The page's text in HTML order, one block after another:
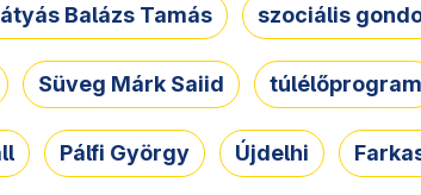
Balázs Tamás szociális
Süveg Márk Saiid túlélőprogram
Pálfi György Újdelhi